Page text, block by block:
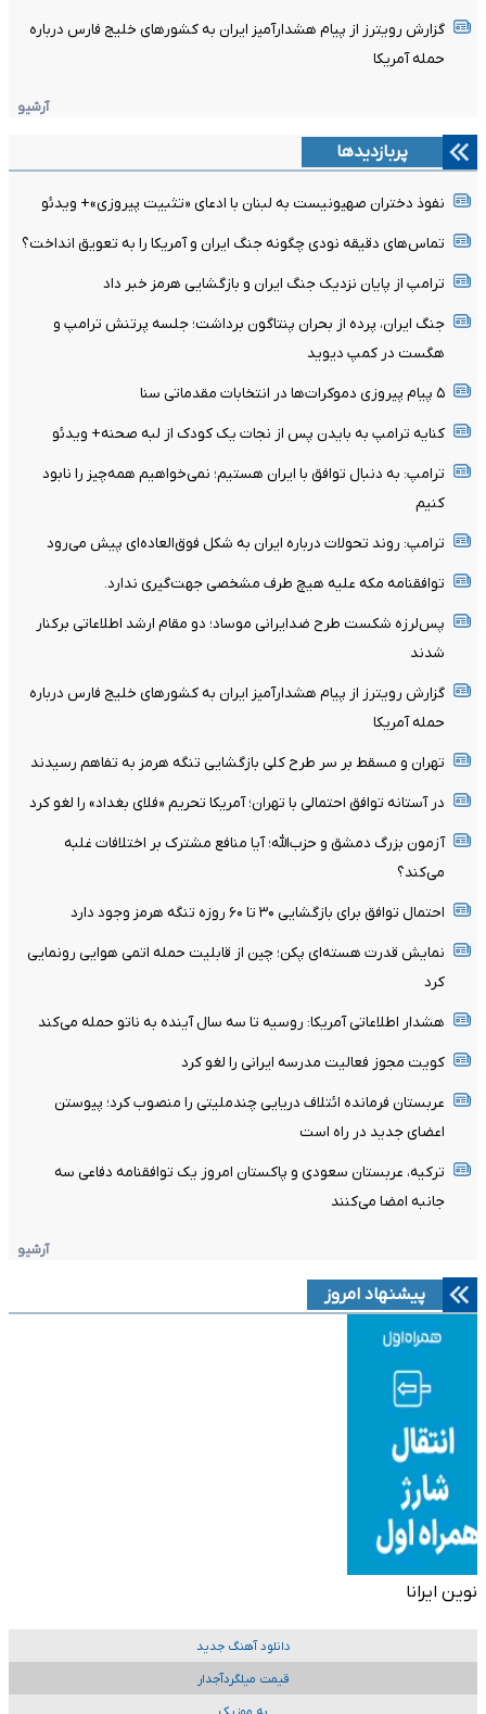
گزارش رویترز از پیام هشدارآمیز ایران به کشورهای خلیج فارس درباره
حمله آمریکا
آرشیو
پربازدیدها
نفوذ دختران صهیونیست به لبنان با ادعای «تثبیت پیروزی»+ ویدئو
تماس‌های دقیقه نودی چگونه جنگ ایران و آمریکا را به تعویق انداخت؟
ترامپ از پایان نزدیک جنگ ایران و بازگشایی هرمز خبر داد
جنگ ایران، پرده از بحران پنتاگون برداشت؛ جلسه پرتنش ترامپ و
هگست در کمپ دیوید
۵ پیام پیروزی دموکرات‌ها در انتخابات مقدماتی سنا
کنایه ترامپ به بایدن پس از نجات یک کودک از لبه صحنه+ ویدئو
ترامپ: به دنبال توافق با ایران هستیم؛ نمی‌خواهیم همه‌چیز را نابود
کنیم
ترامپ: روند تحولات درباره ایران به شکل فوق‌العاده‌ای پیش می‌رود
توافقنامه مکه علیه هیچ طرف مشخصی جهت‌گیری ندارد.
پس‌لرزه شکست طرح ضدایرانی موساد؛ دو مقام ارشد اطلاعاتی برکنار
شدند
گزارش رویترز از پیام هشدارآمیز ایران به کشورهای خلیج فارس درباره
حمله آمریکا
تهران و مسقط بر سر طرح کلی بازگشایی تنگه هرمز به تفاهم رسیدند
در آستانه توافق احتمالی با تهران؛ آمریکا تحریم «فلای بغداد» را لغو کرد
آزمون بزرگ دمشق و حزب‌الله؛ آیا منافع مشترک بر اختلافات غلبه
می‌کند؟
احتمال توافق برای بازگشایی ۳۰ تا ۶۰ روزه تنگه هرمز وجود دارد
نمایش قدرت هسته‌ای پکن؛ چین از قابلیت حمله اتمی هوایی رونمایی
کرد
هشدار اطلاعاتی آمریکا: روسیه تا سه سال آینده به ناتو حمله می‌کند
کویت مجوز فعالیت مدرسه ایرانی را لغو کرد
عربستان فرمانده ائتلاف دریایی چندملیتی را منصوب کرد؛ پیوستن
اعضای جدید در راه است
ترکیه، عربستان سعودی و پاکستان امروز یک توافقنامه دفاعی سه
جانبه امضا می‌کنند
آرشیو
پیشنهاد امروز
نوین ایرانا
دانلود آهنگ جدید
قیمت میلگردآجدار